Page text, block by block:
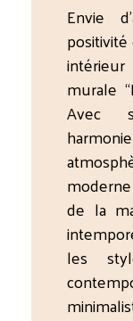
Envie
murale
Avec
de la
les